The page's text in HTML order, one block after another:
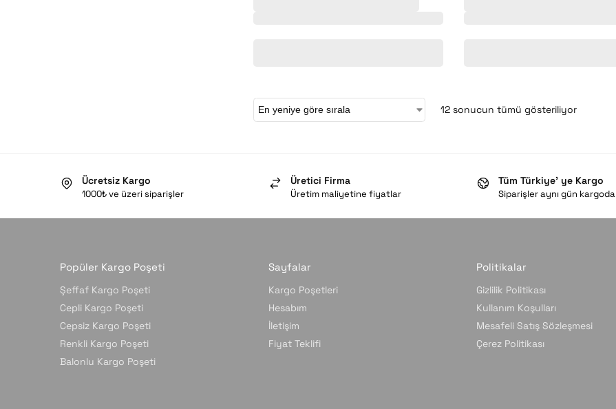
12 sonucun tümü gösteriliyor
Ücretsiz Kargo
1000₺ ve üzeri siparişler
Üretici Firma
Üretim maliyetine fiyatlar
Tüm Türkiye’ ye Kargo
Siparişler aynı gün kargoda
Popüler Kargo Poşeti
Şeffaf Kargo Poşeti
Cepli Kargo Poşeti
Cepsiz Kargo Poşeti
Renkli Kargo Poşeti
Balonlu Kargo Poşeti
Sayfalar
Kargo Poşetleri
Hesabım
İletişim
Fiyat Teklifi
Politikalar
Gizlilik Politikası
Kullanım Koşulları
Mesafeli Satış Sözleşmesi
Çerez Politikası